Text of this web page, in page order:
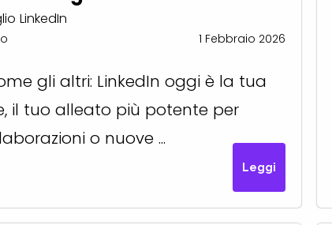
LinkedIn
1 Febbraio 2026
gli altri: LinkedIn oggi è la tua
il tuo alleato più potente per
o nuove ...
Leggi